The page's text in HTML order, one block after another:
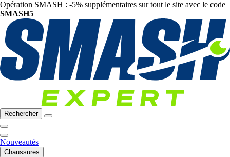
Opération SMASH : -5% supplémentaires sur tout le site avec le code
SMASH5
Rechercher
Nouveautés
Chaussures